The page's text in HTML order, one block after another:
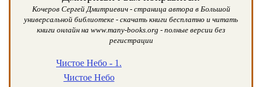
Кочеров Сергей Дмитриевич - страница автора в Большой
универсальной библиотеке - скачать книги бесплатно и читать
книги онлайн на www.many-books.org - полные версии без
регистрации
Чистое Небо - 1.
Чистое Небо